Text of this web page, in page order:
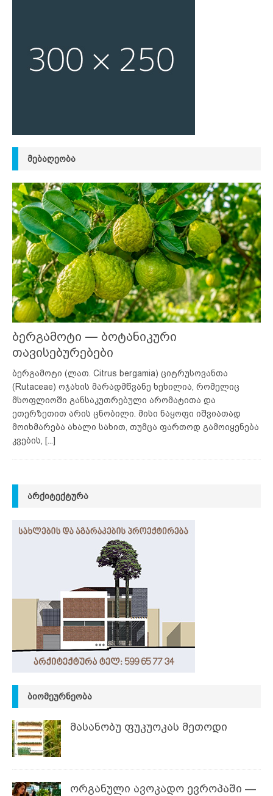
ᲛᲔᲑᲐᲦᲔᲝᲑᲐ
ბერგამოტი — ბოტანიკური
თავისებურებები
ბერგამოტი (ლათ. Citrus bergamia) ციტრუსოვანთა
(Rutaceae) ოჯახის მარადმწვანე ხეხილია, რომელიც
მსოფლიოში განსაკუთრებული არომატითა და
ეთერზეთით არის ცნობილი. მისი ნაყოფი იშვიათად
მოიხმარება ახალი სახით, თუმცა ფართოდ გამოიყენება
კვების,
[...]
ᲐᲠᲥᲘᲢᲔᲥᲢᲣᲠᲐ
ᲑᲘᲝᲛᲔᲣᲠᲜᲔᲝᲑᲐ
მასანობუ ფუკუოკას მეთოდი
ორგანული ავოკადო ევროპაში —